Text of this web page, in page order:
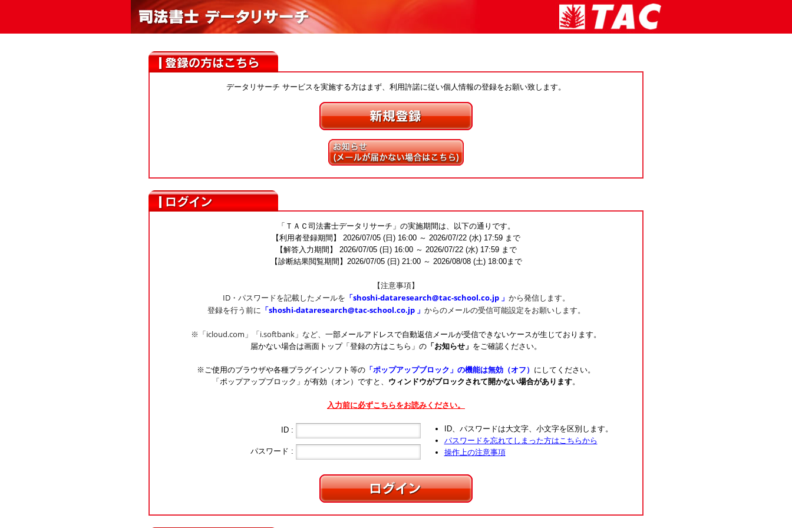
データリサーチ サービスを実施する方はまず、利用許諾に従い個人情報の登録をお願い致します。
「ＴＡＣ司法書士データリサーチ」の実施期間は、以下の通りです。
【利用者登録期間】 2026/07/05 (日) 16:00 ～ 2026/07/22 (水) 17:59 まで
【解答入力期間】 2026/07/05 (日) 16:00 ～ 2026/07/22 (水) 17:59 まで
【診断結果閲覧期間】2026/07/05 (日) 21:00 ～ 2026/08/08 (土) 18:00まで
【注意事項】
ID・パスワードを記載したメールを 「shoshi-dataresearch@tac-school.co.jp 」 から発信します。
登録を行う前に 「shoshi-dataresearch@tac-school.co.jp 」 からのメールの受信可能設定をお願いします。
※「icloud.com」「i.softbank 」など、 一部メールアドレスで自動返信メールが受信できないケースが生じております。
届かない場合は画面トップ「登録の方はこちら」の 「お知らせ」 をご確認ください。
※ご使用のブラウザや各種プラグインソフト等の 「ポップアップブロック」の機能は無効（オフ） にしてください。
「ポップアップブロック」が有効（オン）ですと、 ウィンドウがブロックされて開かない場合があります。
入力前に必ずこちらをお読みください。
ID :
パスワード :
ID、パスワードは大文字、小文字を区別します。
パスワードを忘れてしまった方はこちらから
操作上の注意事項